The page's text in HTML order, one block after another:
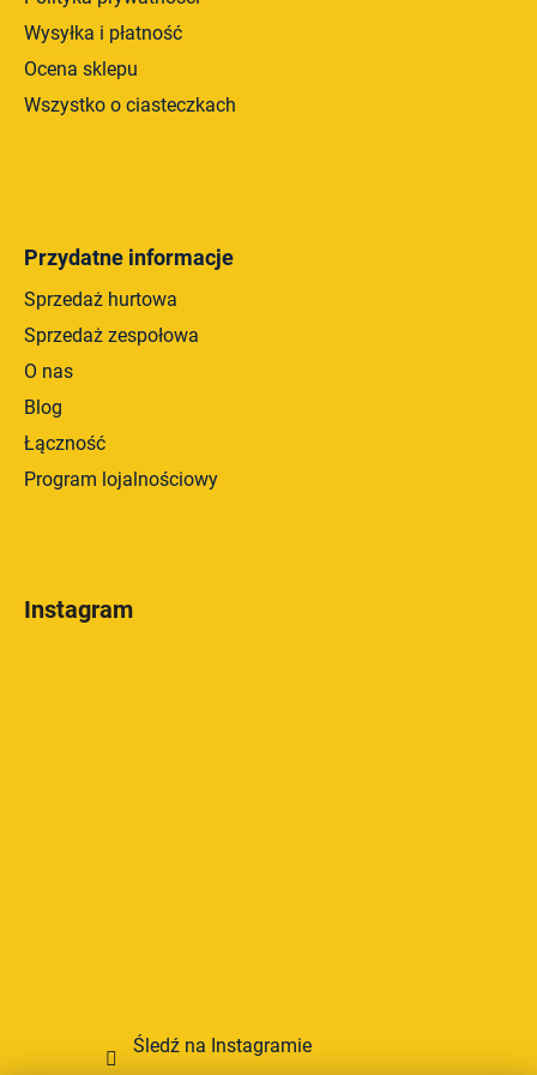
Wysyłka i płatność
Ocena sklepu
Wszystko o ciasteczkach
Przydatne informacje
Sprzedaż hurtowa
Sprzedaż zespołowa
O nas
Blog
Łączność
Program lojalnościowy
Instagram
Śledź na Instagramie